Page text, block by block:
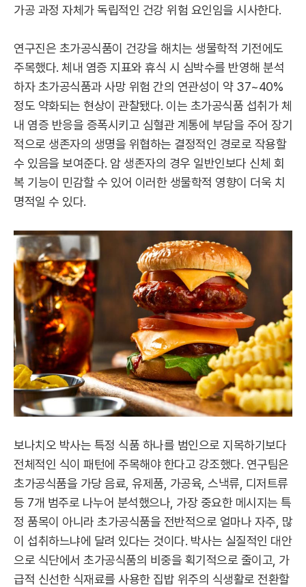
가공 과정 자체가 독립적인 건강 위험 요인임을 시사한다.
연구진은 초가공식품이 건강을 해치는 생물학적 기전에도
주목했다. 체내 염증 지표와 휴식 시 심박수를 반영해 분석
하자 초가공식품과 사망 위험 간의 연관성이 약 37~40%
정도 약화되는 현상이 관찰됐다. 이는 초가공식품 섭취가 체
내 염증 반응을 증폭시키고 심혈관 계통에 부담을 주어 장기
적으로 생존자의 생명을 위협하는 결정적인 경로로 작용할
수 있음을 보여준다. 암 생존자의 경우 일반인보다 신체 회
복 기능이 민감할 수 있어 이러한 생물학적 영향이 더욱 치
명적일 수 있다.
보나치오 박사는 특정 식품 하나를 범인으로 지목하기보다
전체적인 식이 패턴에 주목해야 한다고 강조했다. 연구팀은
초가공식품을 가당 음료, 유제품, 가공육, 스낵류, 디저트류
등 7개 범주로 나누어 분석했으나, 가장 중요한 메시지는 특
정 품목이 아니라 초가공식품을 전반적으로 얼마나 자주, 많
이 섭취하느냐에 달려 있다는 것이다. 박사는 실질적인 대안
으로 식단에서 초가공식품의 비중을 획기적으로 줄이고, 가
급적 신선한 식재료를 사용한 집밥 위주의 식생활로 전환할